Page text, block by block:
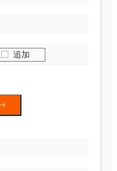
追加